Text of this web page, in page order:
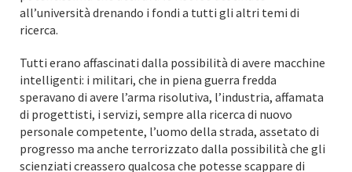
all’università drenando i fondi a tutti gli altri temi di
ricerca.
Tutti erano affascinati dalla possibilità di avere macchine
intelligenti: i militari, che in piena guerra fredda
speravano di avere l’arma risolutiva, l’industria, affamata
di progettisti, i servizi, sempre alla ricerca di nuovo
personale competente, l’uomo della strada, assetato di
progresso ma anche terrorizzato dalla possibilità che gli
scienziati creassero qualcosa che potesse scappare di